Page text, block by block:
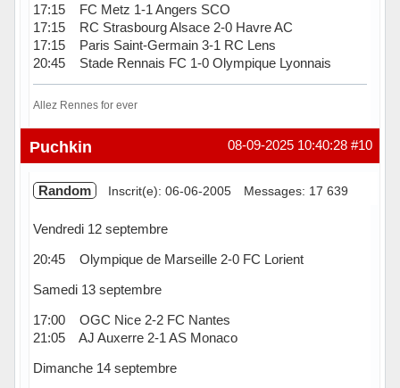
17:15 FC Metz 1-1 Angers SCO
17:15 RC Strasbourg Alsace 2-0 Havre AC
17:15 Paris Saint-Germain 3-1 RC Lens
20:45 Stade Rennais FC 1-0 Olympique Lyonnais
Allez Rennes for ever
Hors ligne #10
08-09-2025 10:40:28
Puchkin
Random Inscrit(e): 06-06-2005 Messages: 17 639
Vendredi 12 septembre
20:45 Olympique de Marseille 2-0 FC Lorient
Samedi 13 septembre
17:00 OGC Nice 2-2 FC Nantes
21:05 AJ Auxerre 2-1 AS Monaco
Dimanche 14 septembre